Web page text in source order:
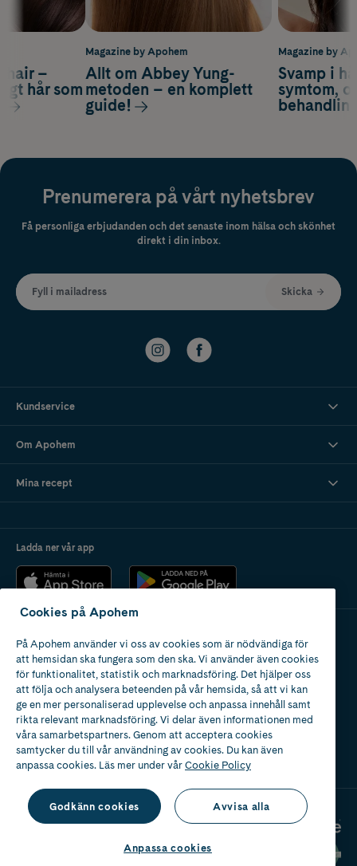
Magazine by
Svamp i
symtom,
hair –
hår som
Magazine by Apohem
Allt om Abbey Yung-
metoden – en komplett
guide!
Prenumerera på vårt nyhetsbrev
Få personliga erbjudanden och det senaste inom hälsa och skönhet
direkt i din inbox.
Fyll i mailadress Skicka
Kundservice
Om Apohem
Mina recept
Ladda ner vår app
Apotek med tillstånd
av Läkemedelsverket
Cookies på Apohem
På Apohem använder vi oss av cookies som är nödvändiga för
att hemsidan ska fungera som den ska. Vi använder även cookies
för funktionalitet, statistik och marknadsföring. Det hjälper oss
att följa och analysera beteenden på vår hemsida, så att vi kan
ge en mer personaliserad upplevelse och anpassa innehåll samt
rikta relevant marknadsföring. Vi delar även informationen med
våra samarbetspartners. Genom att acceptera cookies
samtycker du till vår användning av cookies. Du kan även
anpassa cookies. Läs mer under vårCookie Policy
Godkänn cookies Avvisa alla
Anpassa cookies